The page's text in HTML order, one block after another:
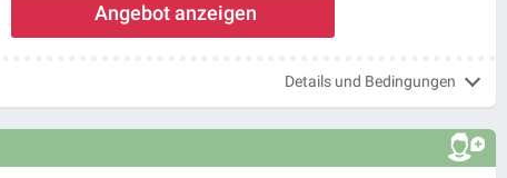
Angebot anzeigen
Details und Bedingungen